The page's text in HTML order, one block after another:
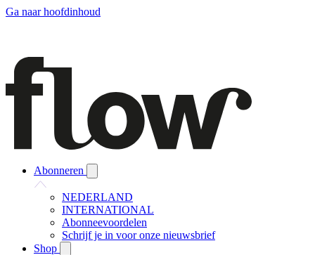
Ga naar hoofdinhoud
Abonneren
NEDERLAND
INTERNATIONAL
Abonneevoordelen
Schrijf je in voor onze nieuwsbrief
Shop